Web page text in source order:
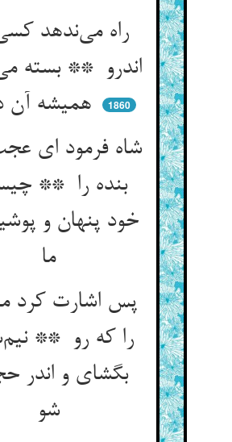
راه می‌ندهد
اندرو ** بسته
1860
شاه فرمود ای
بنده را **
خود پنهان و
ما
پس اشارت کرد
را که رو **
بگشای و اندر
شو